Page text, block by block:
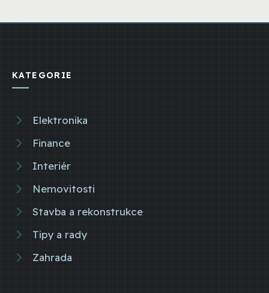
KATEGORIE
Elektronika
Finance
Interiér
Nemovitosti
Stavba a rekonstrukce
Tipy a rady
Zahrada